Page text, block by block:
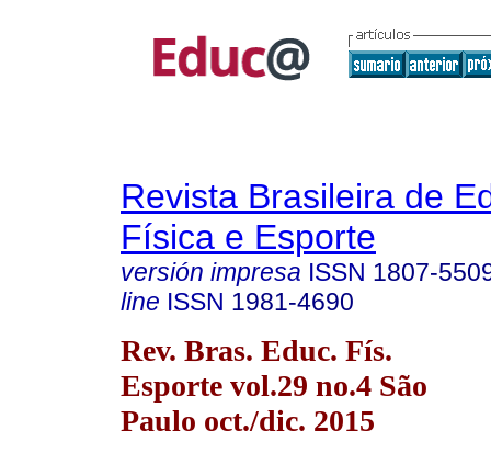
Revista Brasileira de
Física e Esporte
versión impresa ISSN 1807-
line ISSN 1981-4690
Rev. Bras. Educ. Fís.
Esporte vol.29 no.4 São
Paulo oct./dic. 2015